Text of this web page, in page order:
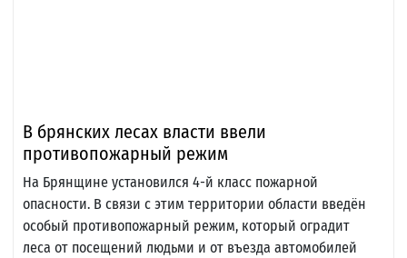
В брянских лесах власти ввели
противопожарный режим
На Брянщине установился 4-й класс пожарной
опасности. В связи с этим территории области введён
особый противопожарный режим, который оградит
леса от посещений людьми и от въезда автомобилей